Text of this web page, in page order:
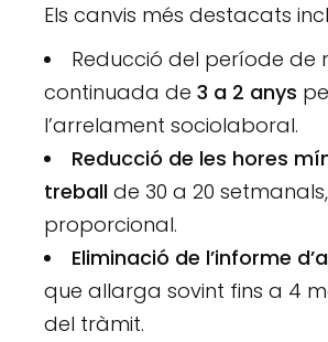
Els canvis més destacats
Reducció del període de
continuada de3 a 2 anys
l’arrelament sociolaboral.
Reducció de les hores
treball de 30 a 20
proporcional.
Eliminació de l’informe
que allarga sovint fins a 4
del tràmit.